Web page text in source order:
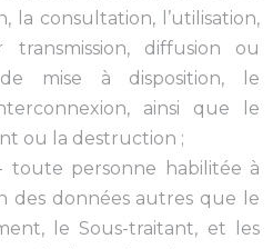
la consultation, l’utilisation,
transmission, diffusion ou
mise à disposition, le
ainsi que le
ou la destruction ;
toute personne habilitée à
des données autres que le
le Sous-traitant, et les